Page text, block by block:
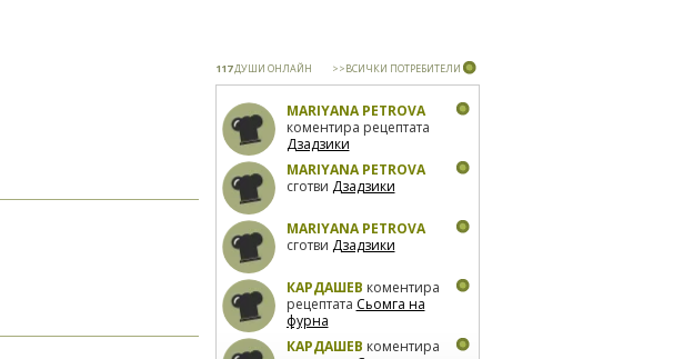
117ДУШИ ОНЛАЙН >>ВСИЧКИ ПОТРЕБИТЕЛИ
MARIYANA PETROVA
коментира рецептата
Дзадзики
MARIYANA PETROVA
сготви Дзадзики
MARIYANA PETROVA
сготви Дзадзики
КАРДАШЕВ коментира
рецептата Сьомга на
фурна
КАРДАШЕВ коментира